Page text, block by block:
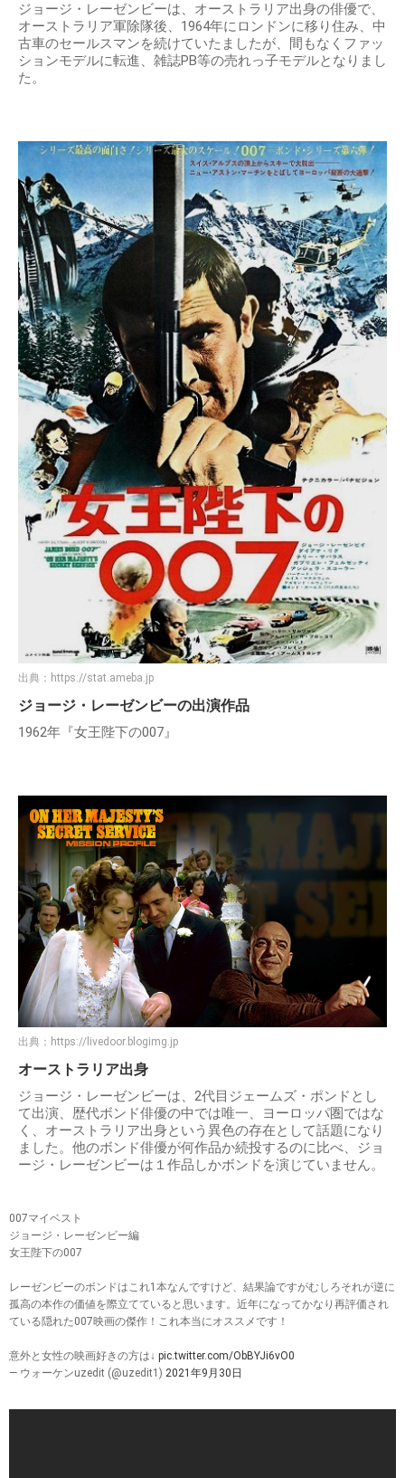
ジョージ・レーゼンビーは、オーストラリア出身の俳優で、
オーストラリア軍除隊後、1964年にロンドンに移り住み、中
古車のセールスマンを続けていたましたが、間もなくファッ
ションモデルに転進、雑誌PB等の売れっ子モデルとなりまし
た。
出典： https://stat.ameba.jp
ジョージ・レーゼンビーの出演作品
1962年『女王陛下の007』
出典： https://livedoor.blogimg.jp
オーストラリア出身
ジョージ・レーゼンビーは、2代目ジェームズ・ポンドとし
て出演、歴代ボンド俳優の中では唯一、ヨーロッパ圏ではな
く、オーストラリア出身という異色の存在として話題になり
ました。他のボンド俳優が何作品か続投するのに比べ、ジョ
ージ・レーゼンビーは１作品しかボンドを演じていません。
007マイベスト
ジョージ・レーゼンビー編
女王陛下の007
レーゼンビーのボンドはこれ1本なんですけど、結果論ですがむしろそれが逆に
孤高の本作の価値を際立てていると思います。近年になってかなり再評価され
ている隠れた007映画の傑作！これ本当にオススメです！
意外と女性の映画好きの方は↓ pic.twitter.com/ObBYJi6vO0
— ウォーケンuzedit (@uzedit1) 2021年9月30日